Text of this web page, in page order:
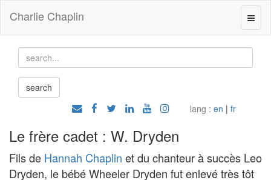
Charlie Chaplin
lang : en | fr
Le frère cadet : W. Dryden
Fils de Hannah Chaplin et du chanteur à succès Leo
Dryden, le bébé Wheeler Dryden fut enlevé très tôt